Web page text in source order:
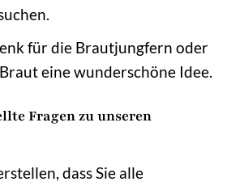
für die Brautjungfern oder
eine wunderschöne Idee.
Fragen zu unseren
dass Sie alle